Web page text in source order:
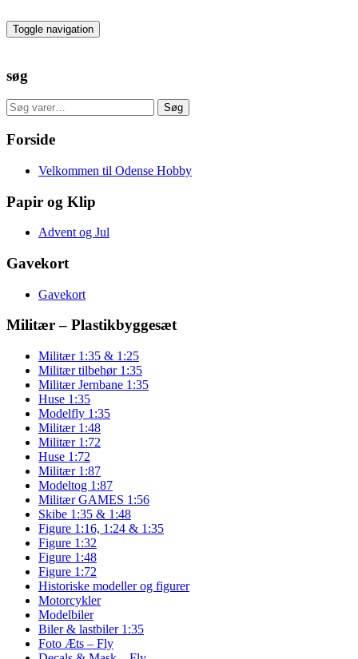
to
the
Toggle navigation
søg
Søg
efter:
Søg
Forside
Velkommen til Odense Hobby
Papir og Klip
Advent og Jul
Gavekort
Gavekort
Militær – Plastikbyggesæt
Militær 1:35 & 1:25
Militær tilbehør 1:35
Militær Jernbane 1:35
Huse 1:35
Modelfly 1:35
Militær 1:48
Militær 1:72
Huse 1:72
Militær 1:87
Modeltog 1:87
Militær GAMES 1:56
Skibe 1:35 & 1:48
Figure 1:16, 1:24 & 1:35
Figure 1:32
Figure 1:48
Figure 1:72
Historiske modeller og figurer
Motorcykler
Modelbiler
Biler & lastbiler 1:35
Foto Æts – Fly